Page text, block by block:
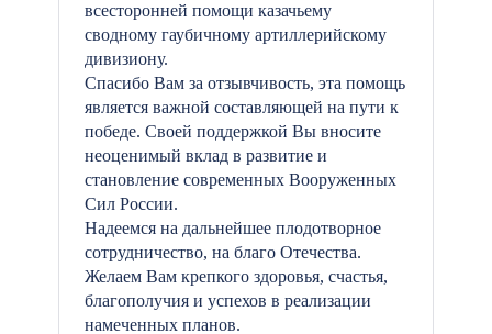
всесторонней помощи казачьему
сводному гаубичному артиллерийскому
дивизиону.
Спасибо Вам за отзывчивость, эта помощь
является важной составляющей на пути к
победе. Своей поддержкой Вы вносите
неоценимый вклад в развитие и
становление современных Вооруженных
Сил России.
Надеемся на дальнейшее плодотворное
сотрудничество, на благо Отечества.
Желаем Вам крепкого здоровья, счастья,
благополучия и успехов в реализации
намеченных планов.